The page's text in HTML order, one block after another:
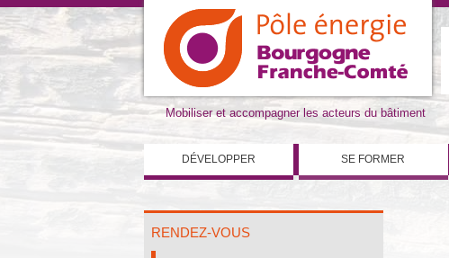
Mobiliser et accompagner les acteurs du bâtiment
DÉVELOPPER SE FORMER
RENDEZ-VOUS